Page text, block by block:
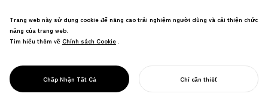
THIẾT KẾ CHO ĐỊA
PHƯƠNG
NOSIGNER thiết kế tương lai cộng đồng
hiện, chúng tôi khám phá điều làm cho
mỗi nơi phát triển.
Trang web này sử dụng cookie để nâng cao trải nghiệm người dùng và cải thiện chức
năng của trang web.
Tìm hiểu thêm về Chính sách Cookie
Chính sách Cookie .
Chấp Nhận Tất Cả Chỉ cần thiết